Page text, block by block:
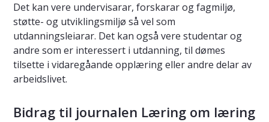
Det kan vere undervisarar, forskarar og fagmiljø,
støtte- og utviklingsmiljø så vel som
utdanningsleiarar. Det kan også vere studentar og
andre som er interessert i utdanning, til dømes
tilsette i vidaregåande opplæring eller andre delar av
arbeidslivet.
Bidrag til journalen Læring om læring